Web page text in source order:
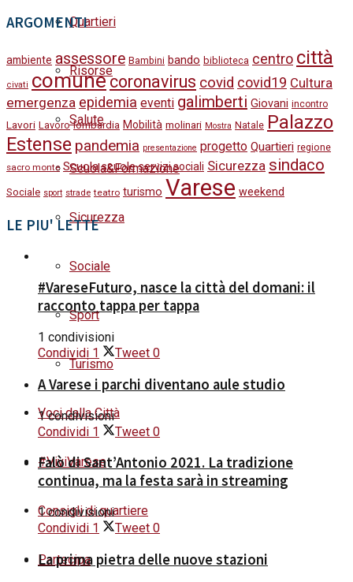
Quartieri
Risorse
Salute
Scuola&Formazione
Sicurezza
Sociale
Sport
Turismo
Voci dalla Città
#ViviVarese
Consigli di quartiere
Partecipa
ARGOMENTI
ambiente assessore Bambini bando biblioteca centro città
civati comunecoronavirus covid covid19 Cultura
emergenza epidemia eventi galimberti Giovani incontro
Lavori Lavoro lombardia Mobilità molinari Mostra Natale Palazzo
Estense pandemia presentazione progetto Quartieri regione
sacro monte Scuola scuole servizi sociali Sicurezza sindaco
Sociale sport strade teatro turismo Varese weekend
LE PIU' LETTE
#VareseFuturo, nasce la città del domani: il
racconto tappa per tappa
1 condivisioni
Condividi 1 Tweet 0
A Varese i parchi diventano aule studio
1 condivisioni
Condividi 1 Tweet 0
Falò di Sant’Antonio 2021. La tradizione
continua, ma la festa sarà in streaming
1 condivisioni
Condividi 1 Tweet 0
La prima pietra delle nuove stazioni